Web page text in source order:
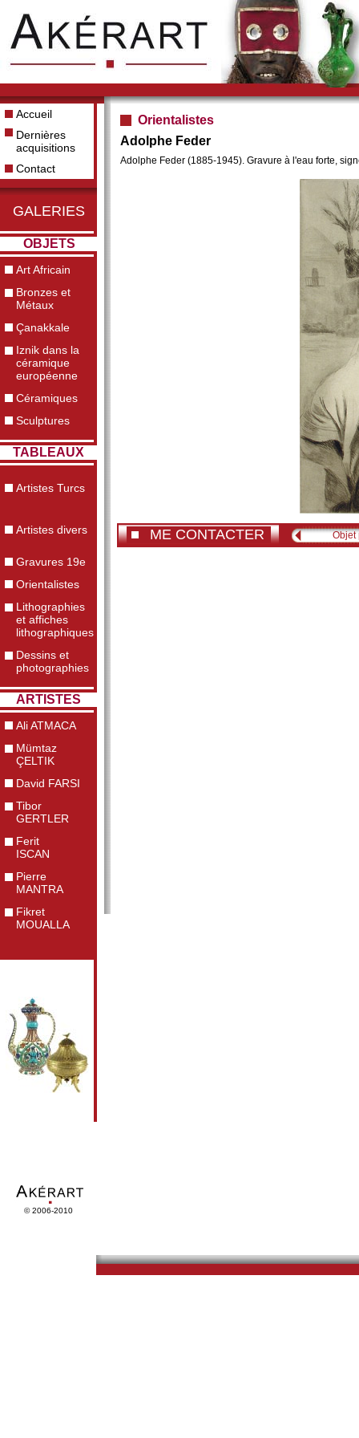
Accueil
Dernières
acquisitions
Contact
GALERIES
OBJETS
Art Africain
Bronzes et
Métaux
Çanakkale
Iznik dans la
céramique
européenne
Céramiques
Sculptures
TABLEAUX
Artistes Turcs
Artistes divers
Gravures 19e
Orientalistes
Lithographies
et affiches
lithographiques
Dessins et
photographies
ARTISTES
Ali ATMACA
Mümtaz
ÇELTIK
David FARSI
Tibor
GERTLER
Ferit
ISCAN
Pierre
MANTRA
Fikret
MOUALLA
© 2006-2010
Orientalistes
Adolphe Feder
Adolphe Feder (1885-1945). Gravure à l'eau forte,
ME CONTACTER Objet